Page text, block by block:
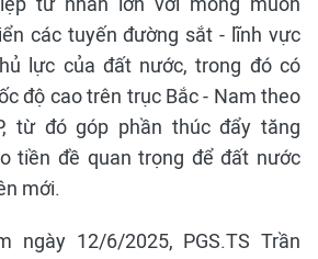
các tuyến đường sắt - lĩnh vực
lực của đất nước, trong đó có
độ cao trên trục Bắc - Nam theo
từ đó góp phần thúc đẩy tăng
tiền đề quan trọng để đất nước
mới.
ngày 12/6/2025, PGS.TS Trần